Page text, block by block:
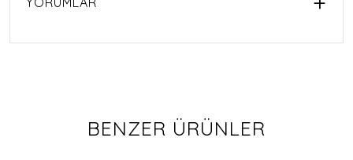
BENZER ÜRÜNLER